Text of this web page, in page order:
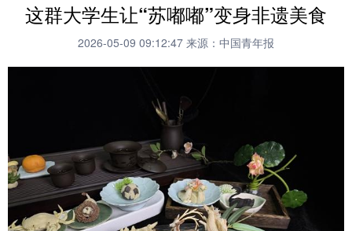
学习进行时 高层 时政 人事
财经 网评
书画
访谈 视频 图片
法律 中央文件 金融 汽车
这群大学生让“苏嘟嘟”变身非遗美食
2026-05-09 09:12:47 来源：中国青年报